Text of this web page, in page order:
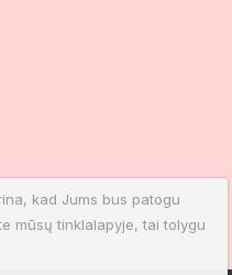
kad Jums bus patogu
mūsų tinklalapyje, tai tolygu